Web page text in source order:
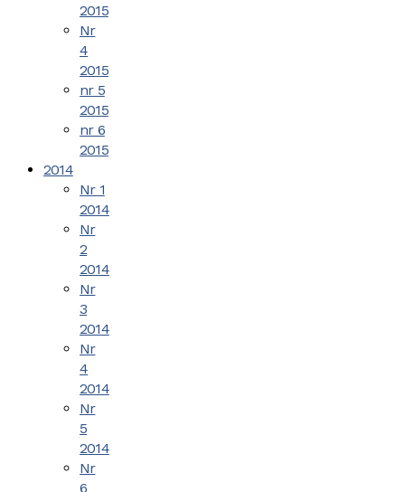
2015
Nr
4
2015
nr 5
2015
nr 6
2015
2014
Nr 1
2014
Nr
2
2014
Nr
3
2014
Nr
4
2014
Nr
5
2014
Nr
6